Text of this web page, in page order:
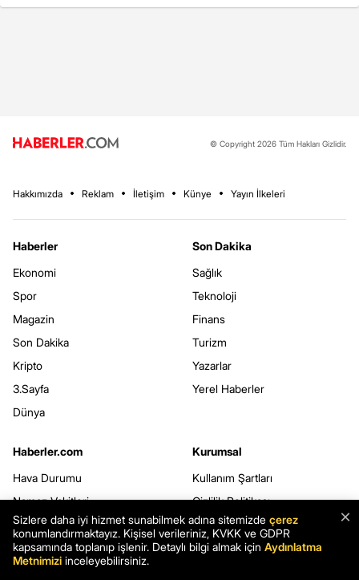
© Copyright 2026 Tüm Hakları Gizlidir.
Hakkımızda Reklam İletişim Künye Yayın İlkeleri
Haberler
Ekonomi
Spor
Magazin
Son Dakika
Kripto
3.Sayfa
Dünya
Son Dakika
Sağlık
Teknoloji
Finans
Turizm
Yazarlar
Yerel Haberler
Haberler.com
Hava Durumu
Namaz Vakitleri
Seçim Sonuçları
Şans Oyunları
Kurumsal
Kullanım Şartları
Gizlilik Politikası
Çerez Politikası
Kişisel Verilerin Korunması
×
Sizlere daha iyi hizmet sunabilmek adına sitemizde çerez
konumlandırmaktayız. Kişisel verileriniz, KVKK ve GDPR
kapsamında toplanıp işlenir. Detaylı bilgi almak için Aydınlatma
Metnimizi inceleyebilirsiniz.